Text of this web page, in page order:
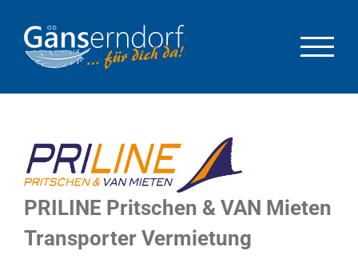
springen
PRILINE Pritschen & VAN Mieten
Transporter Vermietung